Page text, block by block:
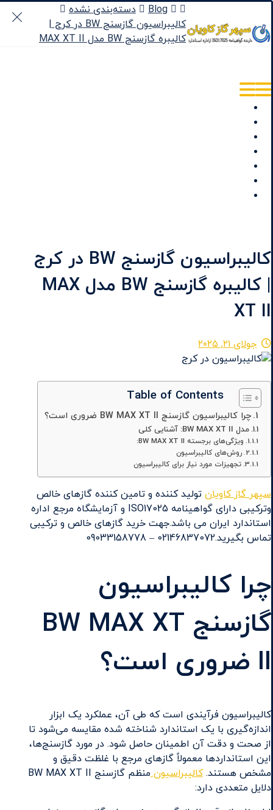
Blog
دسته‌بندی نشده
کالیبراسیون گازسنج BW در کرج |
کالیبره گازسنج BW مدل MAX XT II
کالیبراسیون گازسنج BW در کرج
| کالیبره گازسنج BW مدل MAX
XT II
جولای ۲۱, ۲۰۲۵
Table of Contents
چرا کالیبراسیون گازسنج BW MAX XT II ضروری است؟
مدل BW MAX XT II: آشنایی کلی
ویژگی‌های برجسته BW MAX XT II:
روش‌های کالیبراسیون
تجهیزات مورد نیاز برای کالیبراسیون
سپهر گاز کاویان تولید کننده و تامین کننده گازهای خالص
وترکیبی دارای گواهینامه ISO17025 و آزمایشگاه مرجع اداره
استاندارد ایران می باشد.جهت خرید گازهای خالص و ترکیبی
تماس بگیرید.02146837072 – 09033158778
چرا کالیبراسیون
گازسنج BW MAX XT
II ضروری است؟
کالیبراسیون فرآیندی است که طی آن، عملکرد یک ابزار
اندازه‌گیری با یک استاندارد شناخته شده مقایسه می‌شود تا
از صحت و دقت آن اطمینان حاصل شود. در مورد گازسنج‌ها،
این استانداردها معمولاً گازهای مرجع با غلظت دقیق و
مشخص هستند.کالیبراسیون
منظم گازسنج BW MAX XT II
دلایل متعددی دارد: